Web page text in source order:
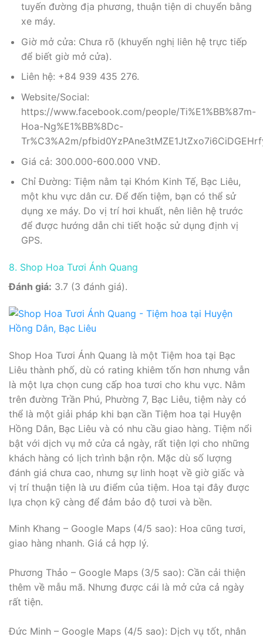
tuyến đường địa phương, thuận tiện di chuyển bằng
xe máy.
Giờ mở cửa: Chưa rõ (khuyến nghị liên hệ trực tiếp
để biết giờ mở cửa).
Liên hệ: +84 939 435 276.
Website/Social:
https://www.facebook.com/people/Ti%E1%BB%87m-
Hoa-Ng%E1%BB%8Dc-
Tr%C3%A2m/
Giá cả: 300.000-600.000 VNĐ.
Chỉ Đường: Tiệm nằm tại Khóm Kinh Tế, Bạc Liêu,
một khu vực dân cư. Để đến tiệm, bạn có thể sử
dụng xe máy. Do vị trí hơi khuất, nên liên hệ trước
để được hướng dẫn chi tiết hoặc sử dụng định vị
GPS.
8. Shop Hoa Tươi Ánh Quang
Đánh giá: 3.7 (3 đánh giá).
Shop Hoa Tươi Ánh Quang là một Tiệm hoa tại Bạc
Liêu thành phố, dù có rating khiêm tốn hơn nhưng vẫn
là một lựa chọn cung cấp hoa tươi cho khu vực. Nằm
trên đường Trần Phú, Phường 7, Bạc Liêu, tiệm này có
thể là một giải pháp khi bạn cần Tiệm hoa tại Huyện
Hồng Dân, Bạc Liêu và có nhu cầu giao hàng. Tiệm nổi
bật với dịch vụ mở cửa cả ngày, rất tiện lợi cho những
khách hàng có lịch trình bận rộn. Mặc dù số lượng
đánh giá chưa cao, nhưng sự linh hoạt về giờ giấc và
vị trí thuận tiện là ưu điểm của tiệm. Hoa tại đây được
lựa chọn kỹ càng để đảm bảo độ tươi và bền.
Minh Khang – Google Maps (4/5 sao): Hoa cũng tươi,
giao hàng nhanh. Giá cả hợp lý.
Phương Thảo – Google Maps (3/5 sao): Cần cải thiện
thêm về mẫu mã. Nhưng được cái là mở cửa cả ngày
rất tiện.
Đức Minh – Google Maps (4/5 sao): Dịch vụ tốt, nhân